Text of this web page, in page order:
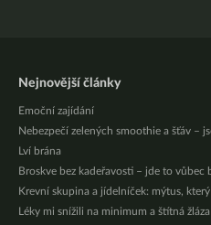
Nejnovější články
Emoční zajídání
Nebezpečí zelených smoothie a šťáv –
Lví brána
Broskve bez kadeřavosti – jde to vůbec
Krevní skupina a jídelníček: mýtus,
Léky mi snížili na minimum a štítná